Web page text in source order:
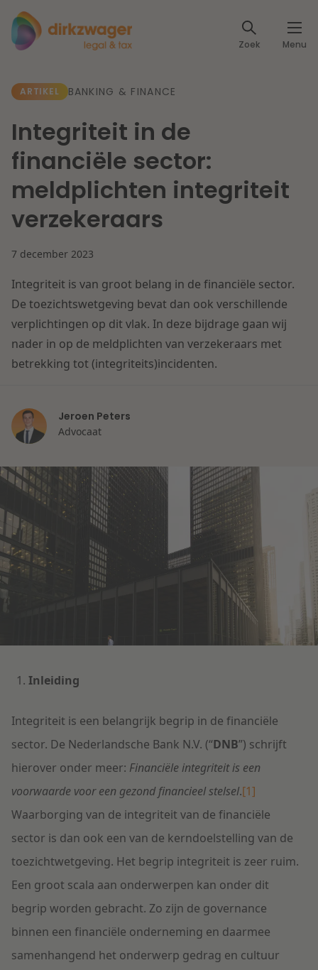
Zoek Menu
Expertises
Fiscaal
Arbeid & Pensioen
IE & Innovatie
Herstructurering & Insolventie
Zorg & Sociaal domein
Vastgoed
Overheid & Omgeving
Aanbesteding & Mededinging
Lees meer
Lees meer
Dichtbij de kansen en uitdagingen in de
woningbouw
Lees meer
Dichtbij de wendbare onderneming
Artikelen
Klantcases
Events
Specialisten
Internationale partners
Werken bij
Contact
Nederlands
ARTIKEL BANKING & FINANCE
Integriteit in de
financiële sector:
meldplichten integriteit
verzekeraars
7 december 2023
Integriteit is van groot belang in de financiële sector.
De toezichtswetgeving bevat dan ook verschillende
verplichtingen op dit vlak. In deze bijdrage gaan wij
nader in op de meldplichten van verzekeraars met
betrekking tot (integriteits)incidenten.
Jeroen Peters
Advocaat
Inleiding
Integriteit is een belangrijk begrip in de financiële
sector. De Nederlandsche Bank N.V. (“DNB”) schrijft
hierover onder meer: Financiële integriteit is een
voorwaarde voor een gezond financieel stelsel.[1]
Waarborging van de integriteit van de financiële
sector is dan ook een van de kerndoelstelling van de
toezichtwetgeving. Het begrip integriteit is zeer ruim.
Een groot scala aan onderwerpen kan onder dit
begrip worden gebracht. Zo zijn de governance
binnen een financiële onderneming en daarmee
samenhangend het onderwerp gedrag en cultuur